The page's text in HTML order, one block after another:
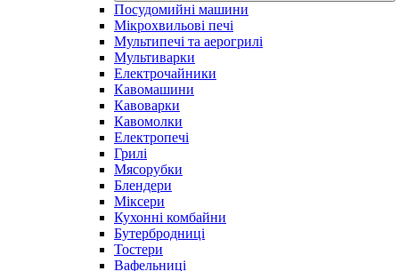
Посудомийні машини
Мікрохвильові печі
Мультипечі та аерогрилі
Мультиварки
Електрочайники
Кавомашини
Кавоварки
Кавомолки
Електропечі
Грилі
Мясорубки
Блендери
Міксери
Кухонні комбайни
Бутербродниці
Тостери
Вафельниці